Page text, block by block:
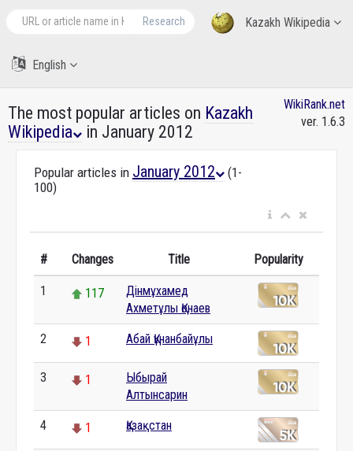
Kazakh Wikipedia
Research
English
The most popular articles on Kazakh
Wikipedia
in January 2012
WikiRank.net
ver. 1.6.3
Popular articles in January 2012
(1-
100)
# Changes Title Popularity
1 117
Дінмұхамед
Ахметұлы Қонаев
2 1 Абай Құнанбайұлы
3 1
Ыбырай
Алтынсарин
4 1 Қазақстан